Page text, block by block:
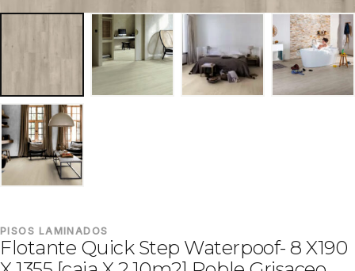
PISOS LAMINADOS
Flotante Quick Step Waterpoof- 8 X190